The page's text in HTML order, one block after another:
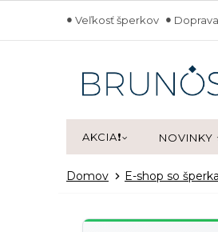
obsah
Veľkosť šperkov
AKCIA❗ NOVINKY
Domov E-shop so